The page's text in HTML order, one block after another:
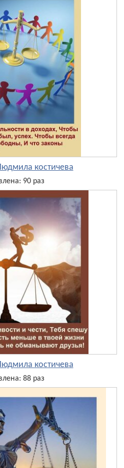
костичева
90 раз
костичева
88 раз